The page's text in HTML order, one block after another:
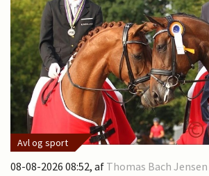
Avl og sport
08-08-2026 08:52, af Thomas Bach Jensen